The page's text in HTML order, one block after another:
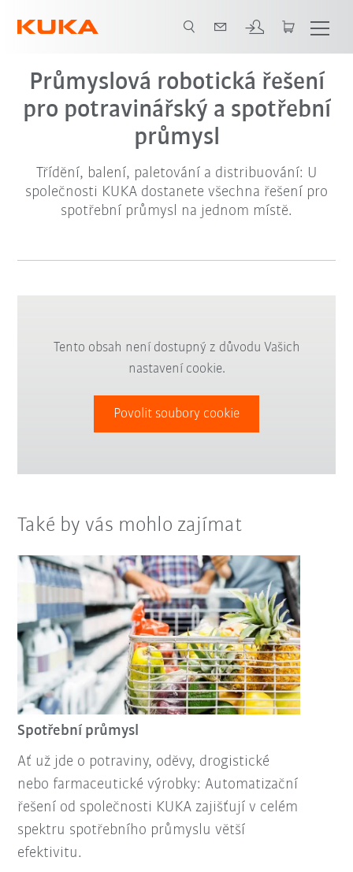
Průmyslová robotická řešení
pro potravinářský a spotřební
průmysl
Třídění, balení, paletování a distribuování: U
společnosti KUKA dostanete všechna řešení pro
spotřební průmysl na jednom místě.
Tento obsah není dostupný z důvodu Vašich
nastavení cookie.
Povolit soubory cookie
Také by vás mohlo zajímat
Spotřební průmysl
Ať už jde o potraviny, oděvy, drogistické
nebo farmaceutické výrobky: Automatizační
řešení od společnosti KUKA zajišťují v celém
spektru spotřebního průmyslu větší
efektivitu.